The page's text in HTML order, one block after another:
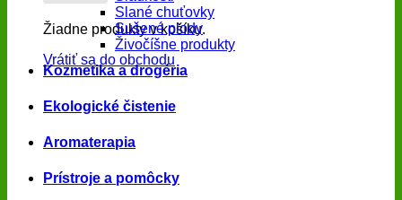
Žiadne produkty v košíku.
Vrátiť sa do obchodu
Slané chuťovky
Sušené plody
Živočíšne produkty
Kozmetika a drogéria
Ekologické čistenie
Aromaterapia
Prístroje a pomôcky